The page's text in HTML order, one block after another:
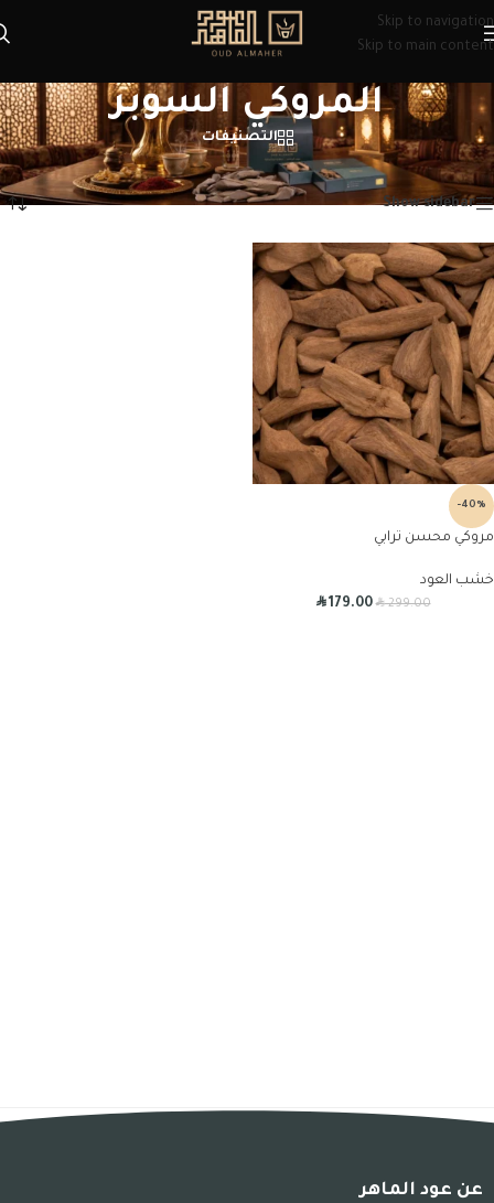
Skip to navigation
Skip to main content
المروكي السوبر
التصنيفات
الرئيسية/منتجات تحت الوسم “المروكي السوبر” عرض النتيجة الوحيدة
Show sidebar
-40%
مروكي محسن ترابي
خشب العود
R299.00
R179.00
عن عود الماهر